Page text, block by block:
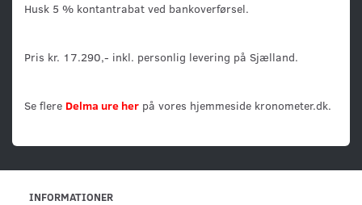
Husk 5 % kontantrabat ved bankoverførsel.
Pris kr. 17.290,- inkl. personlig levering på Sjælland.
Se flere Delma ure her på vores hjemmeside kronometer.dk.
INFORMATIONER